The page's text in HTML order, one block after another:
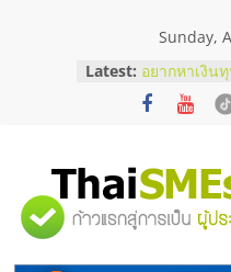
Sunday,
Latest: อยากหาเงิน
เริ่มยังไงให้
สัมมนาออนไ
ไชส์ ครั้งที่ 8
ร้านเครื่องเ
"ศูนย์